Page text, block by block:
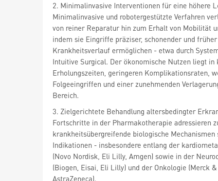
2. Minimalinvasive Interventionen für eine höhere
Minimalinvasive und robotergestützte Verfahren
von reiner Reparatur hin zum Erhalt von Mobilität
indem sie Eingriffe präziser, schonender und
Krankheitsverlauf ermöglichen - etwa durch
Intuitive Surgical. Der ökonomische Nutzen liegt in
Erholungszeiten, geringeren Komplikationsraten,
Folgeeingriffen und einer zunehmenden
Bereich.
3. Zielgerichtete Behandlung altersbedingter
Fortschritte in der Pharmakotherapie adressieren
krankheitsübergreifende biologische
Indikationen - insbesondere entlang der
(Novo Nordisk, Eli Lilly, Amgen) sowie in der
(Biogen, Eisai, Eli Lilly) und der Onkologie (Merck
AstraZeneca).